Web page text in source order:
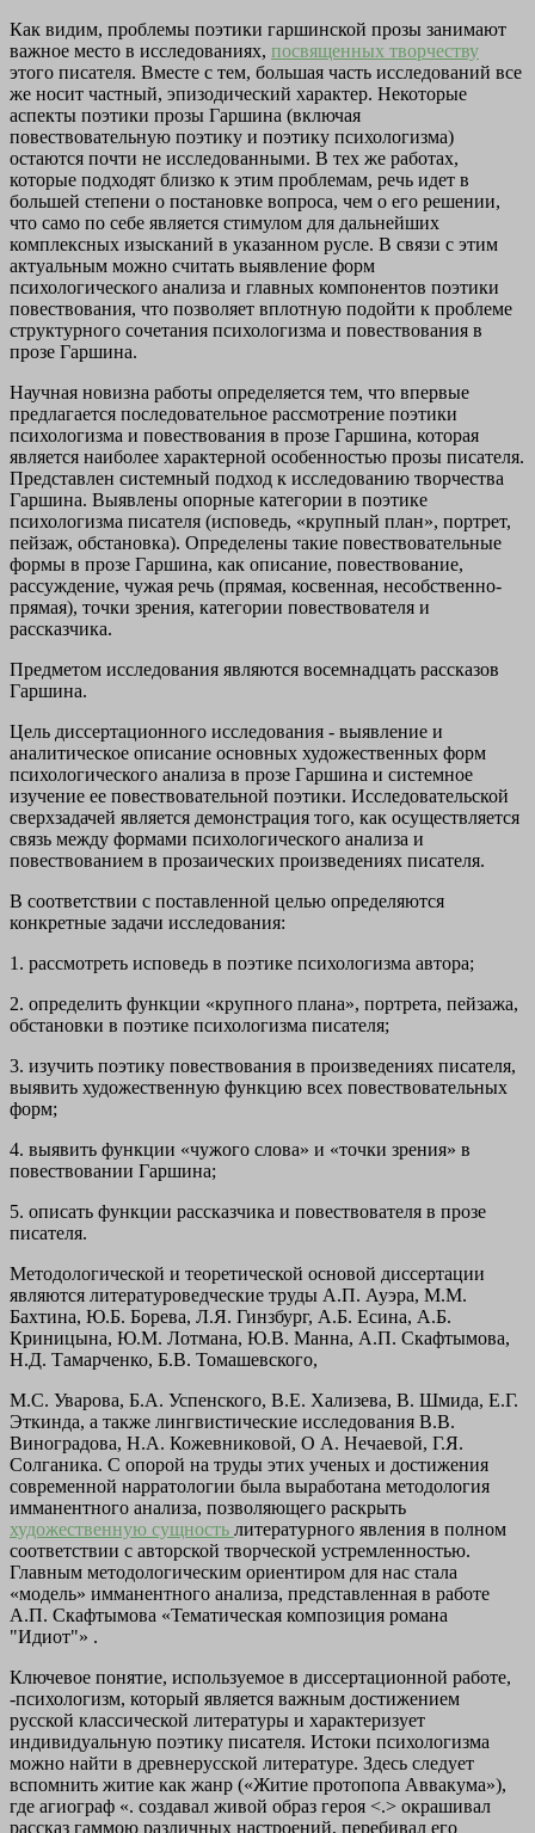
Как видим, проблемы поэтики гаршинской прозы занимают
важное место в исследованиях, посвященных творчеству
этого писателя. Вместе с тем, большая часть исследований все
же носит частный, эпизодический характер. Некоторые
аспекты поэтики прозы Гаршина (включая
повествовательную поэтику и поэтику психологизма)
остаются почти не исследованными. В тех же работах,
которые подходят близко к этим проблемам, речь идет в
большей степени о постановке вопроса, чем о его решении,
что само по себе является стимулом для дальнейших
комплексных изысканий в указанном русле. В связи с этим
актуальным можно считать выявление форм
психологического анализа и главных компонентов поэтики
повествования, что позволяет вплотную подойти к проблеме
структурного сочетания психологизма и повествования в
прозе Гаршина.
Научная новизна работы определяется тем, что впервые
предлагается последовательное рассмотрение поэтики
психологизма и повествования в прозе Гаршина, которая
является наиболее характерной особенностью прозы писателя.
Представлен системный подход к исследованию творчества
Гаршина. Выявлены опорные категории в поэтике
психологизма писателя (исповедь, «крупный план», портрет,
пейзаж, обстановка). Определены такие повествовательные
формы в прозе Гаршина, как описание, повествование,
рассуждение, чужая речь (прямая, косвенная, несобственно-
прямая), точки зрения, категории повествователя и
рассказчика.
Предметом исследования являются восемнадцать рассказов
Гаршина.
Цель диссертационного исследования - выявление и
аналитическое описание основных художественных форм
психологического анализа в прозе Гаршина и системное
изучение ее повествовательной поэтики. Исследовательской
сверхзадачей является демонстрация того, как осуществляется
связь между формами психологического анализа и
повествованием в прозаических произведениях писателя.
В соответствии с поставленной целью определяются
конкретные задачи исследования:
1. рассмотреть исповедь в поэтике психологизма автора;
2. определить функции «крупного плана», портрета, пейзажа,
обстановки в поэтике психологизма писателя;
3. изучить поэтику повествования в произведениях писателя,
выявить художественную функцию всех повествовательных
форм;
4. выявить функции «чужого слова» и «точки зрения» в
повествовании Гаршина;
5. описать функции рассказчика и повествователя в прозе
писателя.
Методологической и теоретической основой диссертации
являются литературоведческие труды А.П. Ауэра, М.М.
Бахтина, Ю.Б. Борева, Л.Я. Гинзбург, А.Б. Есина, А.Б.
Криницына, Ю.М. Лотмана, Ю.В. Манна, А.П. Скафтымова,
Н.Д. Тамарченко, Б.В. Томашевского,
М.С. Уварова, Б.А. Успенского, В.Е. Хализева, В. Шмида, Е.Г.
Эткинда, а также лингвистические исследования В.В.
Виноградова, H.A. Кожевниковой, О А. Нечаевой, Г.Я.
Солганика. С опорой на труды этих ученых и достижения
современной нарратологии была выработана методология
имманентного анализа, позволяющего раскрыть
художественную сущность литературного явления в полном
соответствии с авторской творческой устремленностью.
Главным методологическим ориентиром для нас стала
«модель» имманентного анализа, представленная в работе
А.П. Скафтымова «Тематическая композиция романа
"Идиот"» .
Ключевое понятие, используемое в диссертационной работе,
-психологизм, который является важным достижением
русской классической литературы и характеризует
индивидуальную поэтику писателя. Истоки психологизма
можно найти в древнерусской литературе. Здесь следует
вспомнить житие как жанр («Житие протопопа Аввакума»),
где агиограф «. создавал живой образ героя <.> окрашивал
рассказ гаммою различных настроений, перебивал его